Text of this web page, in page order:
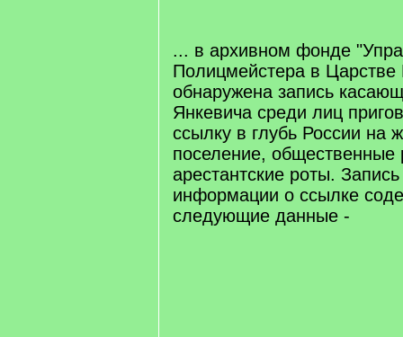
... в архивном фонде
Полицмейстера в
обнаружена запись
Янкевича среди лиц
ссылку в глубь России на
поселение, общественные
арестантские роты.
информации о ссылке
следующие данные -